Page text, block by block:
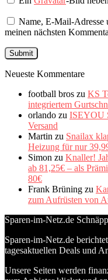
Name, E-Mail-Adresse
meinen nächsten
Neueste Kommentare
football bros zu KS
integriertem
orlando zu ISEYOU
Versand
Martin zu Snailax
Heizung für nur
Simon zu Knaller!
ab 81,25€ – als
80€
Frank Brüning zu
zum Aufrüsten von
Sparen-im-Netz.de
Sparen-im-Netz.de
tagesaktuellen Deals und
Unsere Seiten werden